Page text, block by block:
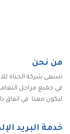
من نحن
تسعى شركة الحياة
في جميع مراحل
ليكون معنا في اتفاق
خدمة البريد